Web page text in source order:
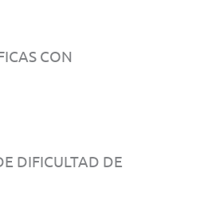
CON
DIFICULTAD DE